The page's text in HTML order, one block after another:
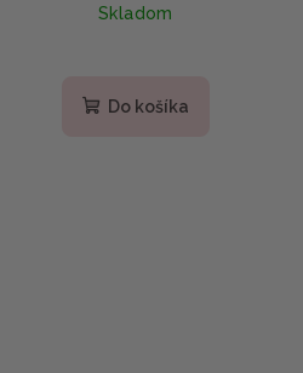
Skladom
Do košíka